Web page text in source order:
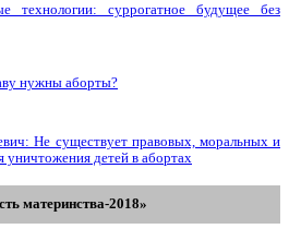
технологии: суррогатное будущее без
нужны аборты?
Не существует правовых, моральных и
уничтожения детей в абортах
материнства-2018»